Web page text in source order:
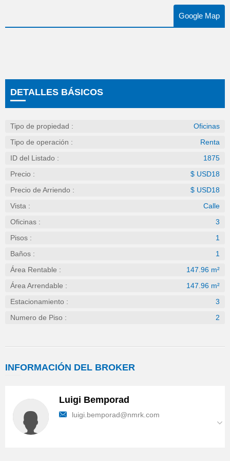
Google Map
DETALLES BÁSICOS
Tipo de propiedad :
Oficinas
Tipo de operación :
Renta
ID del Listado :
1875
Precio :
$ USD18
Precio de Arriendo :
$ USD18
Vista :
Calle
Oficinas :
3
Pisos :
1
Baños :
1
Área Rentable :
147.96 m²
Área Arrendable :
147.96 m²
Estacionamiento :
3
Numero de Piso :
2
INFORMACIÓN DEL BROKER
Luigi Bemporad
luigi.bemporad@nmrk.com